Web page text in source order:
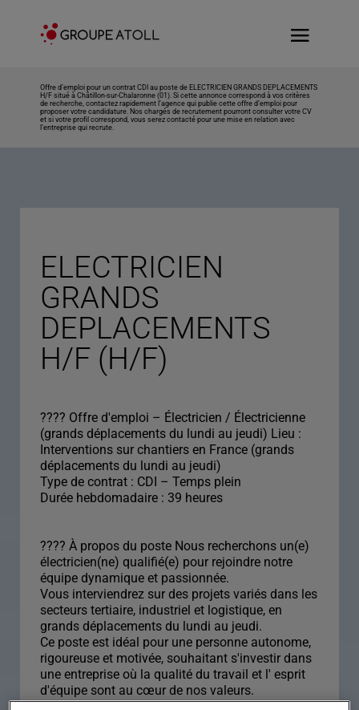
Offre d’emploi pour un contrat CDI au poste de ELECTRICIEN GRANDS DEPLACEMENTS
H/F situé à Châtillon-sur-Chalaronne (01). Si cette annonce correspond à vos critères
de recherche, contactez rapidement l’agence qui publie cette offre d’emploi pour
proposer votre candidature. Nos chargés de recrutement pourront consulter votre CV
et si votre profil correspond, vous serez contacté pour une mise en relation avec
l’entreprise qui recrute.
ELECTRICIEN
GRANDS
DEPLACEMENTS
H/F (H/F)
???? Offre d'emploi – Électricien / Électricienne
(grands déplacements du lundi au jeudi) Lieu :
Interventions sur chantiers en France (grands
déplacements du lundi au jeudi)
Type de contrat : CDI – Temps plein
Durée hebdomadaire : 39 heures
????️ À propos du poste Nous recherchons un(e)
électricien(ne) qualifié(e) pour rejoindre notre
équipe dynamique et passionnée.
Vous interviendrez sur des projets variés dans les
secteurs tertiaire, industriel et logistique, en
grands déplacements du lundi au jeudi.
Ce poste est idéal pour une personne autonome,
rigoureuse et motivée, souhaitant s'investir dans
une entreprise où la qualité du travail et l' esprit
d'équipe sont au cœur de nos valeurs.